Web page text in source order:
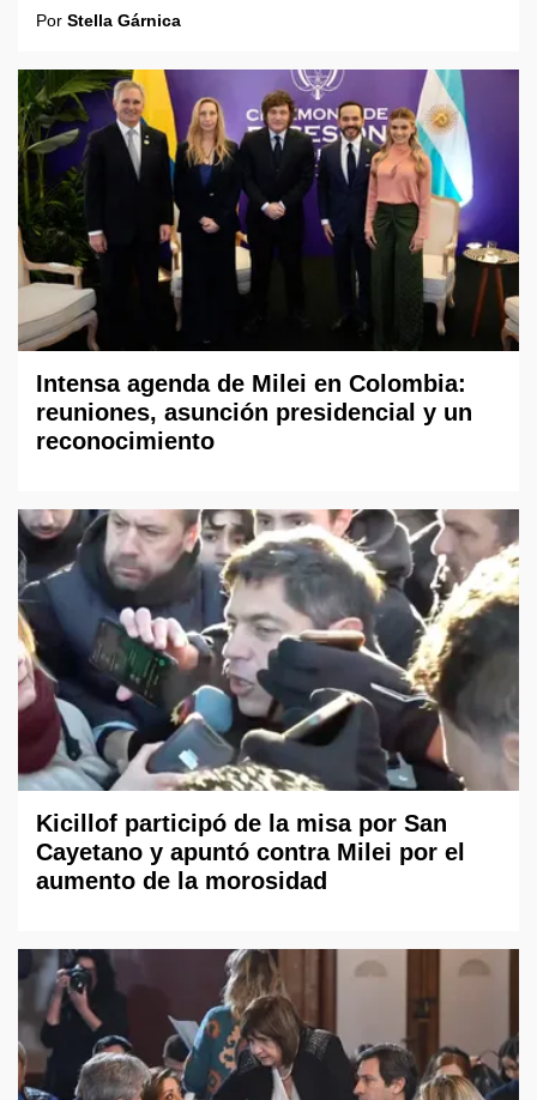
Por Stella Gárnica
Intensa agenda de Milei en Colombia:
reuniones, asunción presidencial y un
reconocimiento
Kicillof participó de la misa por San
Cayetano y apuntó contra Milei por el
aumento de la morosidad